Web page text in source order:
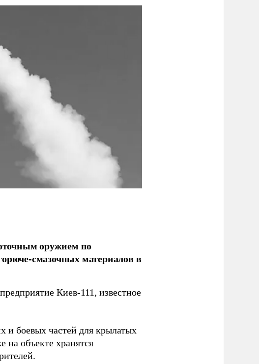
оружием по
смазочных материалов в
Киев-111, известное
и боевых частей для крылатых
на объекте хранятся